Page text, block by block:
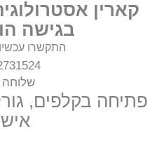
קארין
בגישה
התקשרו
שלוחה
פתיחה בקלפים,